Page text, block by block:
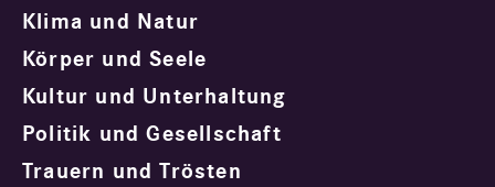
Klima und Natur
Körper und Seele
Kultur und Unterhaltung
Politik und Gesellschaft
Trauern und Trösten